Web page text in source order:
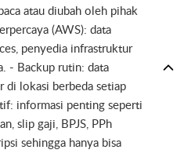
atau diubah oleh pihak
(AWS): data
penyedia infrastruktur
- Backup rutin: data
di lokasi berbeda setiap
informasi penting seperti
slip gaji, BPJS, PPh
sehingga hanya bisa